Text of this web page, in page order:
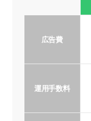
広告費
運用手数料